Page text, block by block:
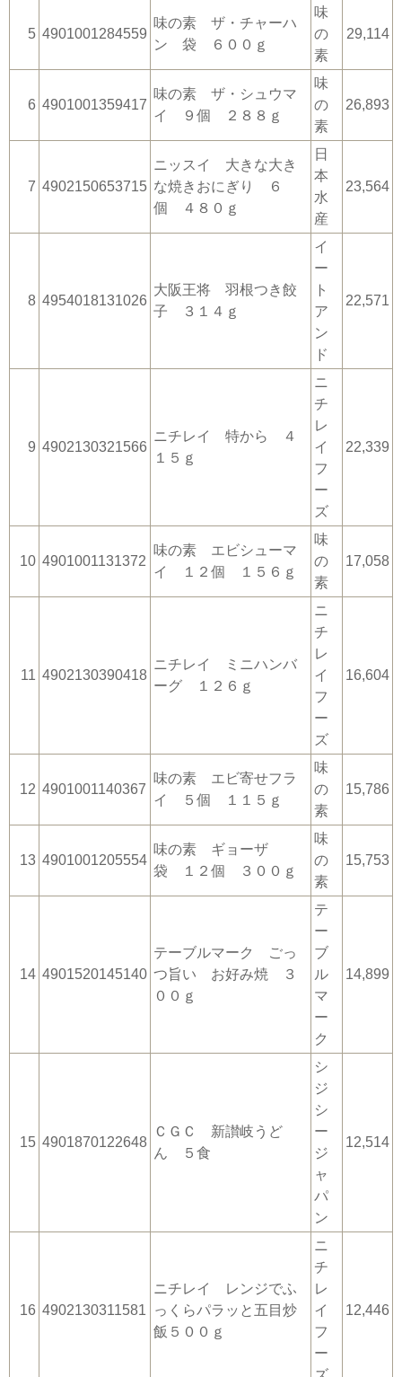
5 4901001284559
味の素 ザ・チャーハ
ン 袋 ６００ｇ
味
の
素
29,114
6 4901001359417
味の素 ザ・シュウマ
イ ９個 ２８８ｇ
味
の
素
26,893
7 4902150653715
ニッスイ 大きな大き
な焼きおにぎり ６
個 ４８０ｇ
日
本
水
産
23,564
8 4954018131026
大阪王将 羽根つき餃
子 ３１４ｇ
イ
ー
ト
ア
ン
ド
22,571
9 4902130321566
ニチレイ 特から ４
１５ｇ
ニ
チ
レ
イ
フ
ー
ズ
22,339
10 4901001131372
味の素 エビシューマ
イ １２個 １５６ｇ
味
の
素
17,058
11 4902130390418
ニチレイ ミニハンバ
ーグ １２６ｇ
ニ
チ
レ
イ
フ
ー
ズ
16,604
12 4901001140367
味の素 エビ寄せフラ
イ ５個 １１５ｇ
味
の
素
15,786
13 4901001205554
味の素 ギョーザ
袋 １２個 ３００ｇ
味
の
素
15,753
14 4901520145140
テーブルマーク ごっ
つ旨い お好み焼 ３
００ｇ
テ
ー
ブ
ル
マ
ー
ク
14,899
15 4901870122648
ＣＧＣ 新讃岐うど
ん ５食
シ
ジ
シ
ー
ジ
ャ
パ
ン
12,514
16 4902130311581
ニチレイ レンジでふ
っくらパラッと五目炒
飯５００ｇ
ニ
チ
レ
イ
フ
ー
12,446